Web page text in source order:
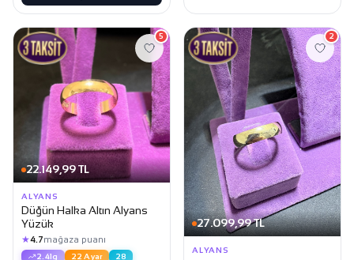
22.149,99 TL
5
ALYANS
Düğün Halka Altın Alyans
Yüzük
★4.7mağaza puanı
2.41g 22 Ayar 28
27.099,99 TL
2
ALYANS